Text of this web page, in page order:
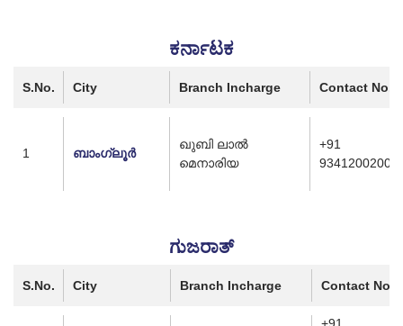
ಕರ್ನಾಟಕ
S.No. City Branch Incharge Contact No.
1 ബാംഗ്ലൂർ
ഖുബി ലാൽ
മെനാരിയ
+91
9341200200
ಗುಜರಾತ್
S.No. City Branch Incharge Contact No.